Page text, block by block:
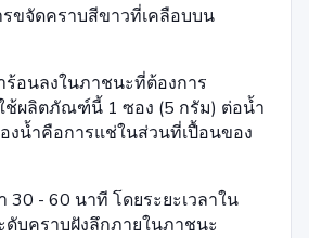
ขจัดคราบสีขาวที่เคลือบบน
ร้อนลงในภาชนะที่ต้องการ
ช้ผลิตภัณฑ์นี้ 1 ซอง (5 กรัม) ต่อน้ำ
งน้ำคือการแช่ในส่วนที่เปื้อนของ
30 - 60 นาที โดยระยะเวลาใน
บคราบฝังลึกภายในภาชนะ